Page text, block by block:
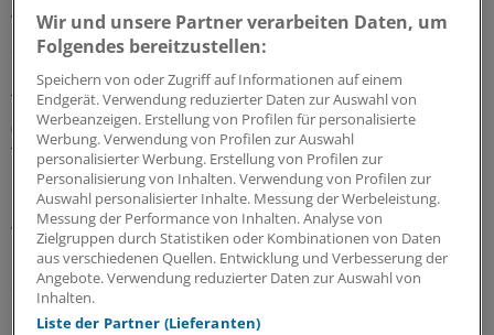
Wurden potenziell verzerrende Parameter wie Alter,
adjuvante Chemotherapie und Jahr der Diagnose
berücksichtigt, war der Überlebensvorteil bei ASS-
Therapie und HLA-1-Merkmal noch deutlicher
(adjustiertes RR: 0,53). Für Patienten ohne HLA-1 in den
Tumoren bot die ASS-Einnahme keinen
Überlebensvorteil (adjustiertes RR: 1,03).
Weil die Diagnose in einem relativ späten Krebsstadium
erfolgte, vermuten die Ärzte, dass ASS im Wesentlichen
auf zirkulierende Krebszellen wirkt und deren Fähigkeit,
sich zu Metastasen zu entwickeln.
Wir und unsere Partner verarbeiten Daten, um
Folgendes bereitzustellen:
Speichern von oder Zugriff auf Informationen auf einem
Endgerät. Verwendung reduzierter Daten zur Auswahl von
Werbeanzeigen. Erstellung von Profilen für personalisierte
Werbung. Verwendung von Profilen zur Auswahl
personalisierter Werbung. Erstellung von Profilen zur
Personalisierung von Inhalten. Verwendung von Profilen zur
Auswahl personalisierter Inhalte. Messung der Werbeleistung.
Messung der Performance von Inhalten. Analyse von
Zielgruppen durch Statistiken oder Kombinationen von Daten
aus verschiedenen Quellen. Entwicklung und Verbesserung der
Angebote. Verwendung reduzierter Daten zur Auswahl von
Inhalten.
Liste der Partner (Lieferanten)